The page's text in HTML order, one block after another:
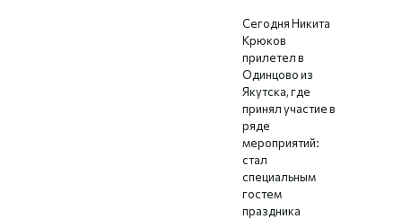
Сегодня Никита
Крюков
прилетел в
Одинцово из
Якутска, где
принял участие в
ряде
мероприятий:
стал
специальным
гостем
праздника